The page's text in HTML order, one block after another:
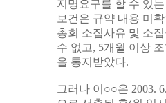
지명요구를 할 수 있
보건은 규약 내용 미
총회 소집사유 및 소
수 없고, 5개월 이상
을 통지받았다.
그러나 이○○은 2003.